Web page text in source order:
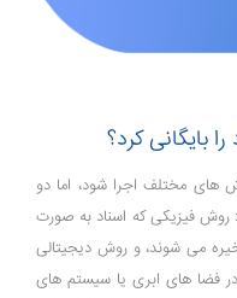
بایگانی کرد؟
های مختلف اجرا شود، اما دو
روش فیزیکی که اسناد به صورت
می‌ شوند، و روش دیجیتالی
در فضا های ابری یا سیستم ‌های